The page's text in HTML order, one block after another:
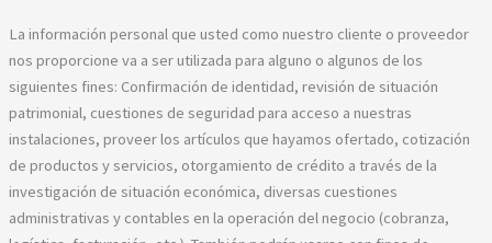
La información personal que usted como nuestro cliente o proveedor
nos proporcione va a ser utilizada para alguno o algunos de los
siguientes fines: Confirmación de identidad, revisión de situación
patrimonial, cuestiones de seguridad para acceso a nuestras
instalaciones, proveer los artículos que hayamos ofertado, cotización
de productos y servicios, otorgamiento de crédito a través de la
investigación de situación económica, diversas cuestiones
administrativas y contables en la operación del negocio (cobranza,